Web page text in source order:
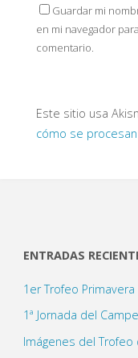
Guardar mi
en mi navegador
comentario.
Este sitio usa
cómo se
ENTRADAS
1er Trofeo Primavera
1ª Jornada del
Imágenes del Trofeo